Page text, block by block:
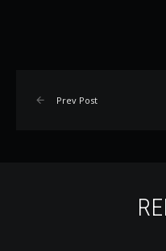
Prev Post